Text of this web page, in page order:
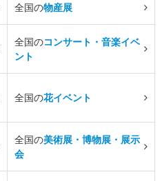
全国の物産展
全国のコンサート・音楽イベ
ント
全国の花イベント
全国の美術展・博物展・展示
会